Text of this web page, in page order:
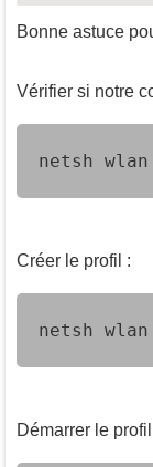
Bonne astuce
Vérifier si notre
netsh
Créer le profil :
netsh wlan
Démarrer le